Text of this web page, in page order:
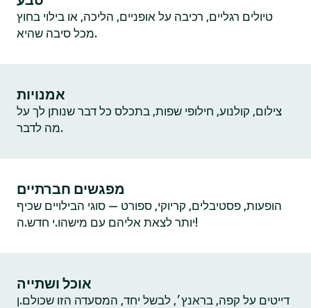
טיולים רגליים, רכיבה על אופניים, הליכה, או בילוי בחוץ
מכל סיבה שהיא.
אמנויות
צילום, קולנוע, חילופי שפות, בתכלס כל דבר שנותן לך על
מה לדבר.
מפגשים חברתיים
הופעות, פסטיבלים, קריוקי, ספורט — סוגי הבילויים שכיף
יותר לצאת אליהם עם מישהו.י חדש.ה!
אוכל ושתייה
דייטים על קפה, בראנץ׳, לבשל יחד, המסעדה הזו שכולם.ן